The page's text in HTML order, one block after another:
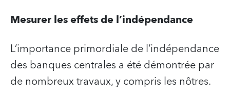
Mesurer les effets de l’indépendance
L’importance primordiale de l’indépendance
des banques centrales a été démontrée par
de nombreux travaux, y compris les nôtres.